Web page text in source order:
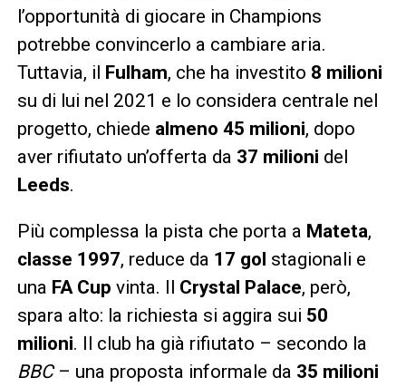
l’opportunità di giocare in Champions
potrebbe convincerlo a cambiare aria.
Tuttavia, il Fulham, che ha investito 8 milioni
su di lui nel 2021 e lo considera centrale nel
progetto, chiede almeno 45 milioni, dopo
aver rifiutato un’offerta da 37 milioni del
Leeds.
Più complessa la pista che porta a Mateta,
classe 1997, reduce da 17 gol stagionali e
una FA Cup vinta. Il Crystal Palace, però,
spara alto: la richiesta si aggira sui 50
milioni. Il club ha già rifiutato – secondo la
BBC– una proposta informale da 35 milioni